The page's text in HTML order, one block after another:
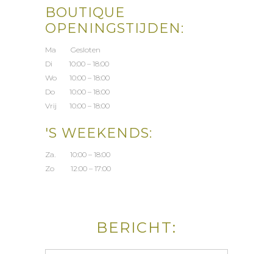
BOUTIQUE
OPENINGSTIJDEN:
Ma Gesloten
Di 10:00 – 18:00
Wo 10:00 – 18:00
Do 10:00 – 18:00
Vrij 10:00 – 18:00
'S WEEKENDS:
Za. 10:00 – 18:00
Zo 12:00 – 17:00
BERICHT: